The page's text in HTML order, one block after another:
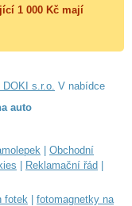
1 000 Kč mají
DOKI s.r.o. V nabídce
auto
Obchodní
Reklamační řád
fotek fotomagnetky na